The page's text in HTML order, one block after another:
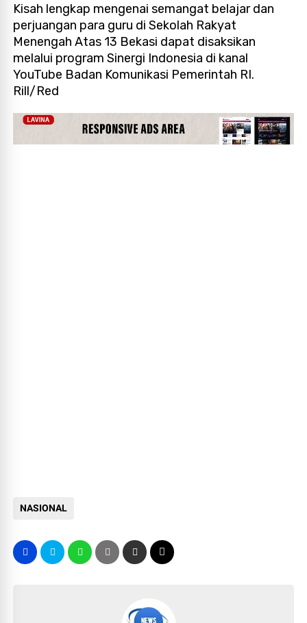
Kisah lengkap mengenai semangat belajar dan
perjuangan para guru di Sekolah Rakyat
Menengah Atas 13 Bekasi dapat disaksikan
melalui program Sinergi Indonesia di kanal
YouTube Badan Komunikasi Pemerintah RI.
Rill/Red
NASIONAL